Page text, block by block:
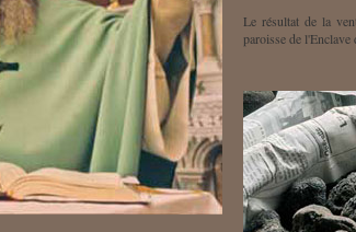
Le résultat de la
paroisse de l'Enclave